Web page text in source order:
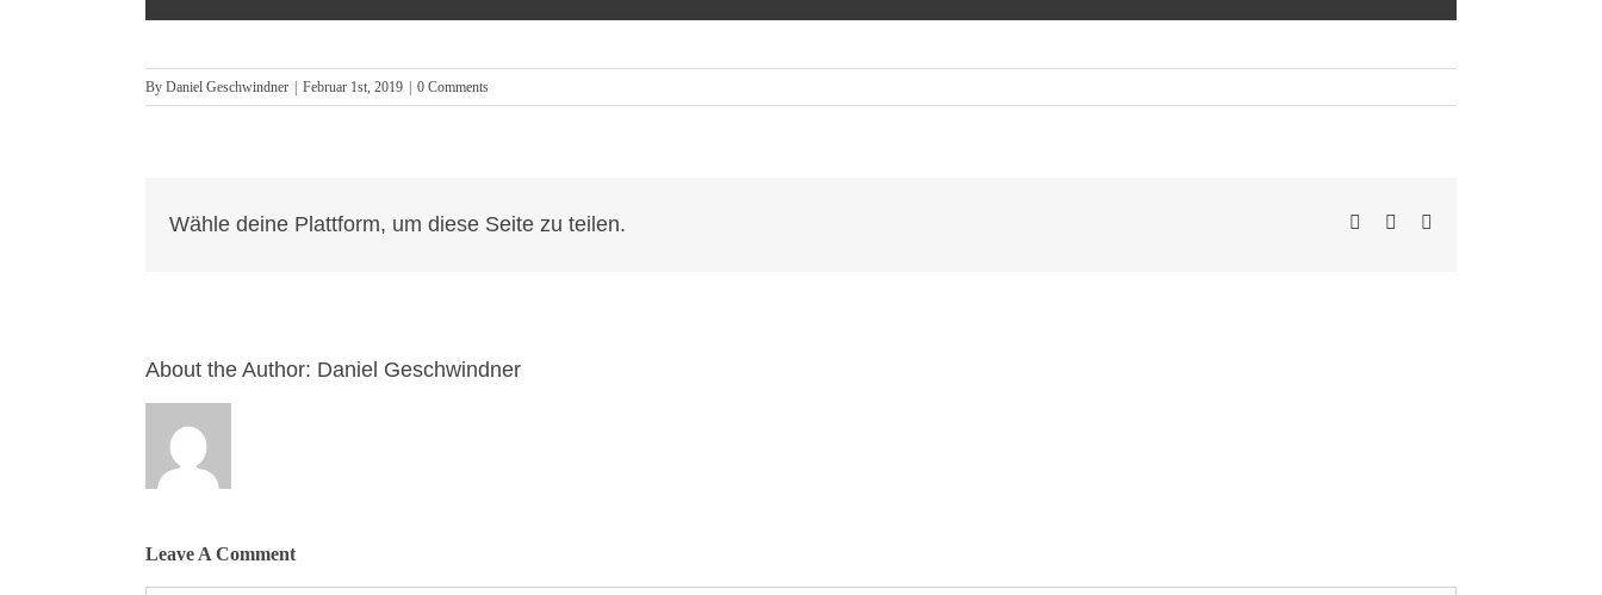
By Daniel Geschwindner Februar 1st, 2019 0 Comments
Wähle deine Plattform, um diese Seite zu teilen.
About the Author: Daniel Geschwindner
Leave A Comment